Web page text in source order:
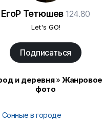
ЕгоР Тетюшев 124.80
Let's GO!
Подписаться
и деревня»Жанровое
фото
Сонные в городе